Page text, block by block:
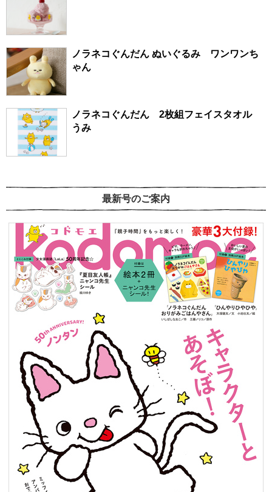
ノラネコぐんだん ぬいぐるみ ワンワンち
ゃん
ノラネコぐんだん 2枚組フェイスタオル
うみ
最新号のご案内